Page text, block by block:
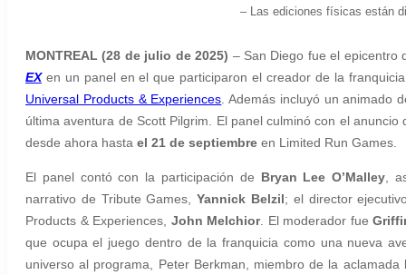
– Las ediciones físicas están
MONTREAL (28 de julio de 2025) – San Diego fue el epicentro
EXen un panel en el que participaron el creador de la
Universal Products & Experiences . Además incluyó un
última aventura de Scott Pilgrim. El panel culminó con el
desde ahora hasta el 21 de septiembre en Limited Run Games.
El panel contó con la participación de Bryan Lee O’Malley ,
narrativo de Tribute Games,Yannick Belzil; el director
Products & Experiences, John Melchior. El moderador fue
que ocupa el juego dentro de la franquicia como una nueva
universo al programa, Peter Berkman, miembro de la